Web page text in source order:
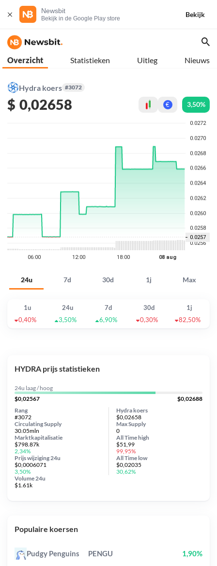
Newsbit
Bekijk in de Google Play store
Bekijk
Overzicht Statistieken Uitleg Nieuws
Hydra koers #3072
$ 0,02658 € 3,50%
24u 7d 30d 1j Max
1u 24u 7d 30d
1j
0,40%
3,50% 6,90% 0,30% 82,50%
HYDRA prijs statistieken
24u laag / hoog
$0,02567
$0,02688
Hydra koers
$0,02658
Circulating Supply
30.05mln
Prijs wijziging 24u
$0,0006071
3,50%
Max Supply
0
Marktkapitalisatie
$798.87k
2,34%
Volume 24u
$1.61k
Rang
#3072
All Timehigh
$51,99
99,95%
All Time low
$0,02035
30,62%
Populaire koersen
Pudgy Penguins PENGU 1,90%